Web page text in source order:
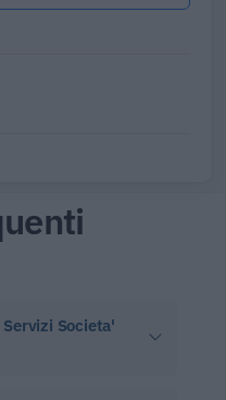
Societa'